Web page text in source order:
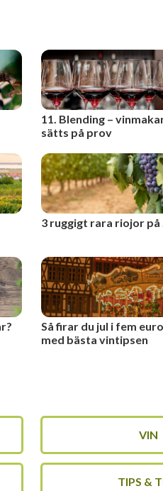
11. Blending –
sätts på prov
3 ruggigt rara riojor
Så firar du jul i fem
med bästa vintipsen
VIN
TIPS &